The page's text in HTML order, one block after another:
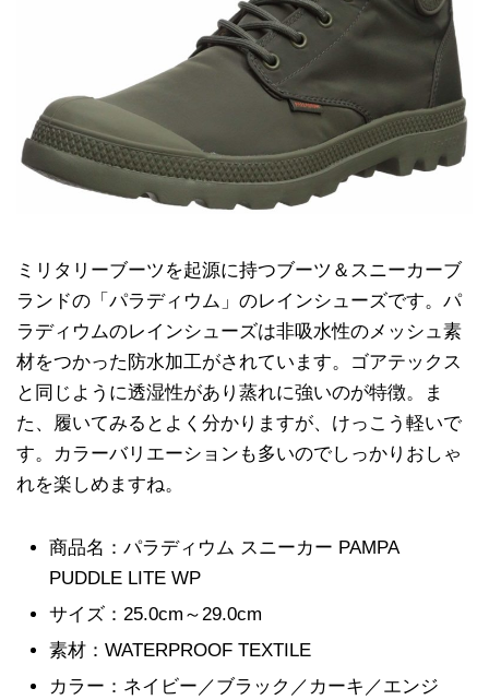
ミリタリーブーツを起源に持つブーツ＆スニーカーブ
ランドの「パラディウム」のレインシューズです。パ
ラディウムのレインシューズは非吸水性のメッシュ素
材をつかった防水加工がされています。ゴアテックス
と同じように透湿性があり蒸れに強いのが特徴。ま
た、履いてみるとよく分かりますが、けっこう軽いで
す。カラーバリエーションも多いのでしっかりおしゃ
れを楽しめますね。
商品名：パラディウム スニーカー PAMPA
PUDDLE LITE WP
サイズ：25.0cm～29.0cm
素材：WATERPROOF TEXTILE
カラー：ネイビー／ブラック／カーキ／エンジ